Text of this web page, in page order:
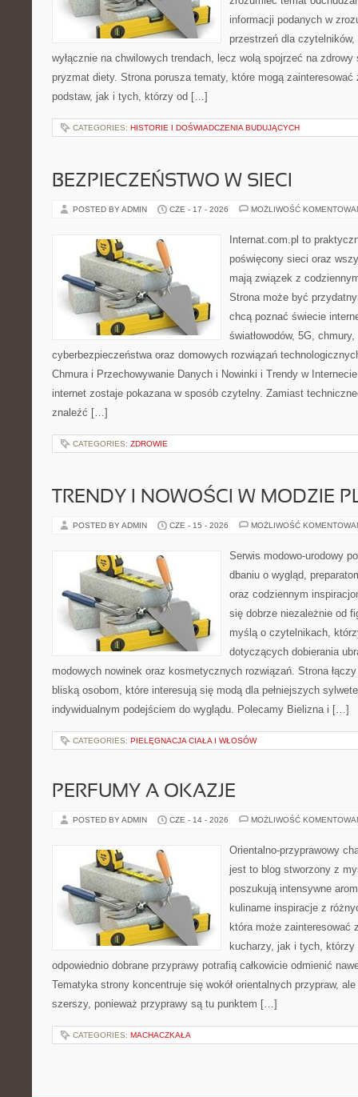
informacji podanych w
przestrzeń dla
wyłącznie na chwilowych trendach, lecz wolą spojrzeć na
pryzmat diety. Strona porusza tematy, które mogą
podstaw, jak i tych, którzy od […]
CATEGORIES: HISTORIE I DOŚWIADCZENIA BUDUJĄCYCH
BEZPIECZEŃSTWO W SIECI
POSTED BY ADMIN CZE - 17 - 2026 MOŻLIWOŚĆ
Internat.com.pl to
poświęcony sieci oraz
mają związek z
Strona może być
chcą poznać świecie
światłowodów, 5G,
cyberbezpieczeństwa oraz domowych rozwiązań
Chmura i Przechowywanie Danych i Nowinki i Trendy w
internet zostaje pokazana w sposób czytelny. Zamiast
znaleźć […]
CATEGORIES: ZDROWIE
TRENDY I NOWOŚCI W MODZIE
POSTED BY ADMIN CZE - 15 - 2026 MOŻLIWOŚĆ
Serwis modowo-urodowy
dbaniu o wygląd,
oraz codziennym
się dobrze niezależnie od
myślą o czytelnikach,
dotyczących dobierania
modowych nowinek oraz kosmetycznych rozwiązań. Strona
bliską osobom, które interesują się modą dla pełniejszych
indywidualnym podejściem do wyglądu. Polecamy Bielizna i […]
CATEGORIES: PIELĘGNACJA CIAŁA I WŁOSÓW
PERFUMY A OKAZJE
POSTED BY ADMIN CZE - 14 - 2026 MOŻLIWOŚĆ
Orientalno-przyprawowy
jest to blog stworzony z
poszukują intensywne
kulinarne inspiracje z
która może zainteresować
kucharzy, jak i tych, którzy
odpowiednio dobrane przyprawy potrafią całkowicie odmienić
Tematyka strony koncentruje się wokół orientalnych przypraw,
szerszy, ponieważ przyprawy są tu punktem […]
CATEGORIES: MACHACZKAŁA